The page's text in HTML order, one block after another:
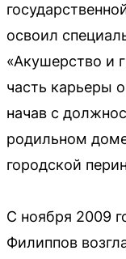
освоил
«Акушерство и
часть карьеры
начав с
родильном
городской
С ноября 2009
Филиппов